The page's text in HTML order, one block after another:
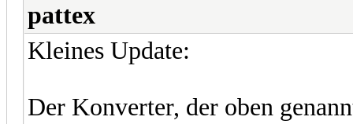
pattex
Kleines Update:
Der Konverter, der oben